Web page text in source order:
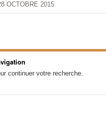
OCTOBRE 2015
continuer votre recherche.